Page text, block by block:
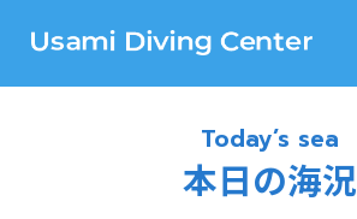
Today’s sea
本日の海況